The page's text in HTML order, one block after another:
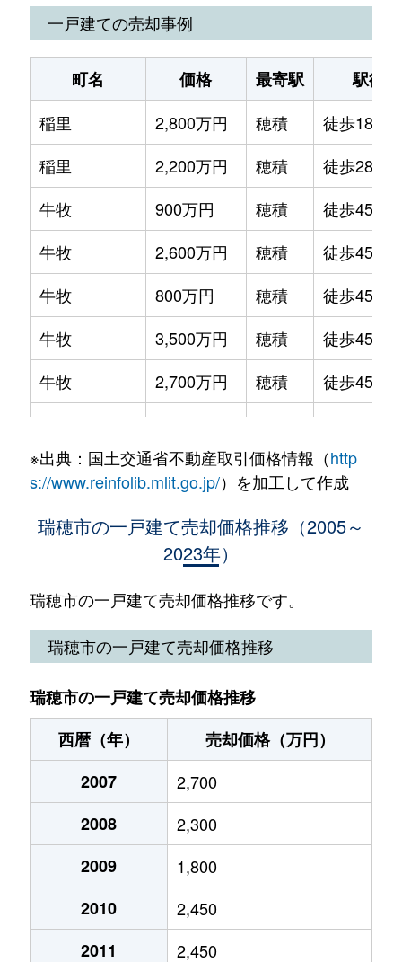
一戸建ての売却事例
町名 価格 最寄駅
駅徒歩
稲里
2,800万円 穂積
徒歩18分
稲里
2,200万円 穂積
徒歩28分
牛牧
900万円 穂積
徒歩45分
牛牧
2,600万円 穂積
徒歩45分
牛牧
800万円 穂積
徒歩45分
牛牧
3,500万円 穂積
徒歩45分
牛牧
2,700万円 穂積
徒歩45分
十九条
2,800万円 穂積
徒歩45分
2,100万円
只越
2,900万円 穂積
田之上
1,900万円 穂積
生津内宮町
850万円 穂積
徒歩19分
生津内宮町
4,100万円 穂積
徒歩19分
野白新田
野白新田
2,000万円
野白新田
1,700万円
※出典：国土交通省不動産取引価格情報（http
s://www.reinfolib.mlit.go.jp/）を加工して作成
瑞穂市の一戸建て売却価格推移（2005～
2023年）
瑞穂市の一戸建て売却価格推移です。
瑞穂市の一戸建て売却価格推移
瑞穂市の一戸建て売却価格推移
西暦（年）
売却価格（万円）
2007
2,700
2008
2,300
2009
1,800
2010
2,450
2011
2,450